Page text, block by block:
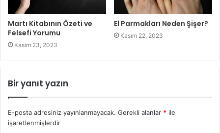
Martı Kitabının Özeti ve
Felsefi Yorumu
Kasım 23, 2023
El Parmakları Neden Şişer?
Kasım 22, 2023
Bir yanıt yazın
E-posta adresiniz yayınlanmayacak. Gerekli alanlar * ile
işaretlenmişlerdir